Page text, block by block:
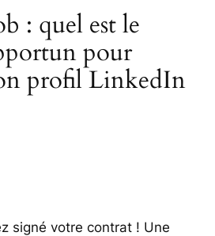
: quel est le
pour
profil LinkedIn
signé votre contrat ! Une